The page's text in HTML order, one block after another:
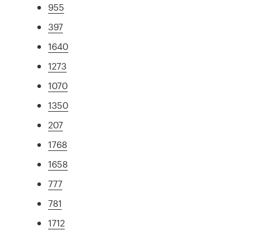
955
397
1640
1273
1070
1350
207
1768
1658
777
781
1712